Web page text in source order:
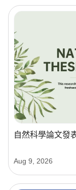
自然科學論文發
Aug 9, 2026